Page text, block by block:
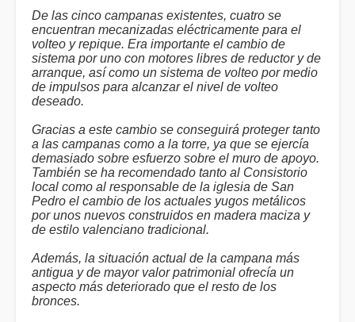
De las cinco campanas existentes, cuatro se
encuentran mecanizadas eléctricamente para el
volteo y repique. Era importante el cambio de
sistema por uno con motores libres de reductor y de
arranque, así como un sistema de volteo por medio
de impulsos para alcanzar el nivel de volteo
deseado.
Gracias a este cambio se conseguirá proteger tanto
a las campanas como a la torre, ya que se ejercía
demasiado sobre esfuerzo sobre el muro de apoyo.
También se ha recomendado tanto al Consistorio
local como al responsable de la iglesia de San
Pedro el cambio de los actuales yugos metálicos
por unos nuevos construidos en madera maciza y
de estilo valenciano tradicional.
Además, la situación actual de la campana más
antigua y de mayor valor patrimonial ofrecía un
aspecto más deteriorado que el resto de los
bronces.